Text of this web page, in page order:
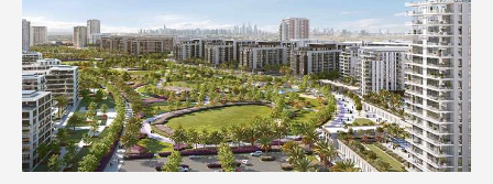
Que faire dans le centre-ville de Dubaï : votre
guide ultime
Les meilleurs iftars à Dubaï : 7 adresses
incontournables pour un repas de Ramadan
mémorable